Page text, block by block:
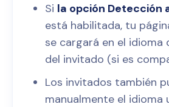
Si la opción Detección
está habilitada, tu
se cargará en el idioma
del invitado (si es
Los invitados también
manualmente el idioma